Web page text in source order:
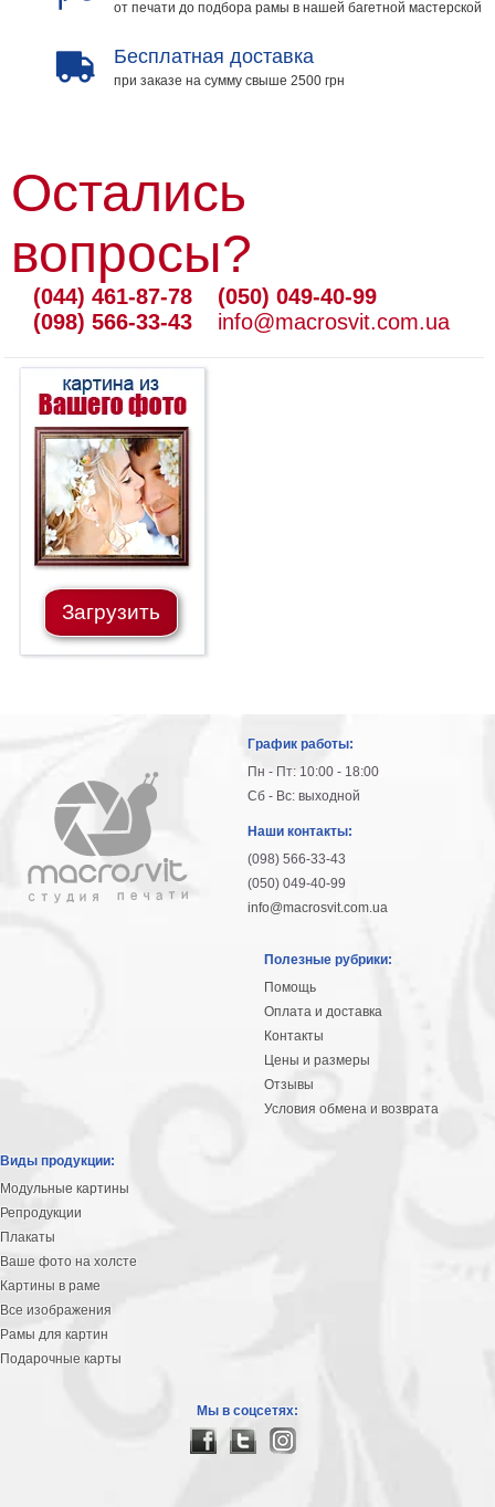
от печати до подбора рамы в нашей багетной мастерской
Бесплатная доставка
при заказе на сумму свыше 2500 грн
Остались
вопросы?
(044) 461-87-78
(098) 566-33-43
(050) 049-40-99
info@macrosvit.com.ua
Загрузить
График работы:
Пн - Пт: 10:00 - 18:00
Сб - Вс: выходной
Наши контакты:
(098) 566-33-43
(050) 049-40-99
info@macrosvit.com.ua
Полезные рубрики:
Помощь
Оплата и доставка
Контакты
Цены и размеры
Отзывы
Условия обмена и возврата
Виды продукции:
Модульные картины
Репродукции
Плакаты
Ваше фото на холсте
Картины в раме
Все изображения
Рамы для картин
Подарочные карты
Мы в соцсетях: